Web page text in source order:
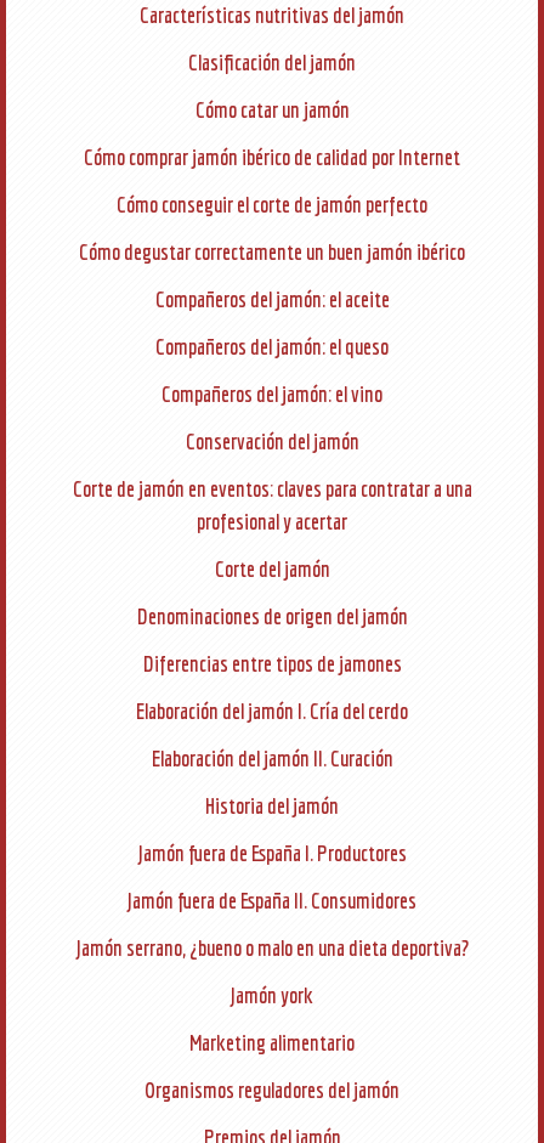
Características nutritivas del jamón
Clasificación del jamón
Cómo catar un jamón
Cómo comprar jamón ibérico de calidad por Internet
Cómo conseguir el corte de jamón perfecto
Cómo degustar correctamente un buen jamón ibérico
Compañeros del jamón: el aceite
Compañeros del jamón: el queso
Compañeros del jamón: el vino
Conservación del jamón
Corte de jamón en eventos: claves para contratar a una
profesional y acertar
Corte del jamón
Denominaciones de origen del jamón
Diferencias entre tipos de jamones
Elaboración del jamón I. Cría del cerdo
Elaboración del jamón II. Curación
Historia del jamón
Jamón fuera de España I. Productores
Jamón fuera de España II. Consumidores
Jamón serrano, ¿bueno o malo en una dieta deportiva?
Jamón york
Marketing alimentario
Organismos reguladores del jamón
Premios del jamón